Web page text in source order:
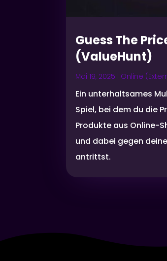
Guess The
(ValueHunt)
Mai 19, 2025 | Online
Ein unterhaltsames
Spiel, bei dem du die
Produkte aus Online-
und dabei gegen
antrittst.